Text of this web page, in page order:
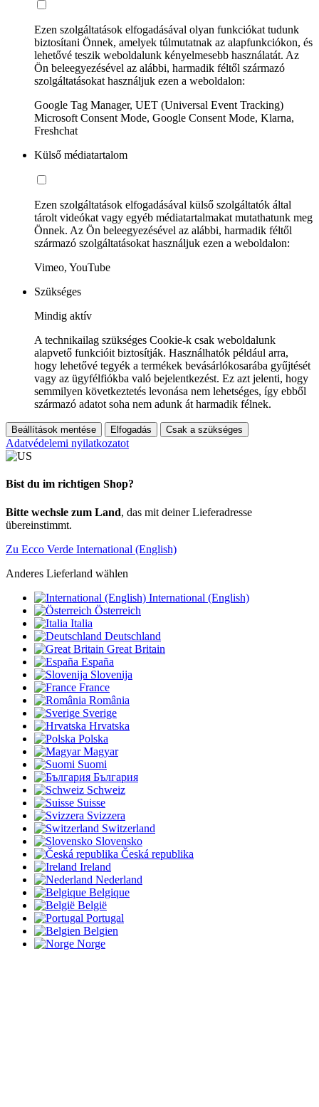
Ezen szolgáltatások elfogadásával olyan funkciókat tudunk
biztosítani Önnek, amelyek túlmutatnak az alapfunkciókon, és
lehetővé teszik weboldalunk kényelmesebb használatát. Az
Ön beleegyezésével az alábbi, harmadik féltől származó
szolgáltatásokat használjuk ezen a weboldalon:
Google Tag Manager, UET (Universal Event Tracking)
Microsoft Consent Mode, Google Consent Mode, Klarna,
Freshchat
Külső médiatartalom
Ezen szolgáltatások elfogadásával külső szolgáltatók által
tárolt videókat vagy egyéb médiatartalmakat mutathatunk meg
Önnek. Az Ön beleegyezésével az alábbi, harmadik féltől
származó szolgáltatásokat használjuk ezen a weboldalon:
Vimeo, YouTube
Szükséges
Mindig aktív
A technikailag szükséges Cookie-k csak weboldalunk
alapvető funkcióit biztosítják. Használhatók például arra,
hogy lehetővé tegyék a termékek bevásárlókosarába gyűjtését
vagy az ügyfélfiókba való bejelentkezést. Ez azt jelenti, hogy
semmilyen következtetés levonása nem lehetséges, így ebből
származó adatot soha nem adunk át harmadik félnek.
Beállítások mentése Elfogadás Csak a szükséges
Adatvédelemi nyilatkozatot
Bist du im richtigen Shop?
Bitte wechsle zum Land, das mit deiner Lieferadresse
übereinstimmt.
Zu Ecco Verde International (English)
Anderes Lieferland wählen
International (English)
Österreich
Italia
Deutschland
Great Britain
España
Slovenija
France
România
Sverige
Hrvatska
Polska
Magyar
Suomi
България
Schweiz
Suisse
Svizzera
Switzerland
Slovensko
Česká republika
Ireland
Nederland
Belgique
België
Portugal
Belgien
Norge